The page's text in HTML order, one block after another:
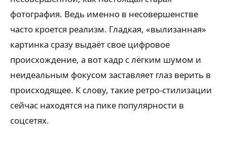
фотография. Ведь именно в несовершенстве
часто кроется реализм. Гладкая, «вылизанная»
картинка сразу выдаёт свое цифровое
происхождение, а вот кадр с лёгким шумом и
неидеальным фокусом заставляет глаз верить в
происходящее. К слову, такие ретро-стилизации
сейчас находятся на пике популярности в
соцсетях.